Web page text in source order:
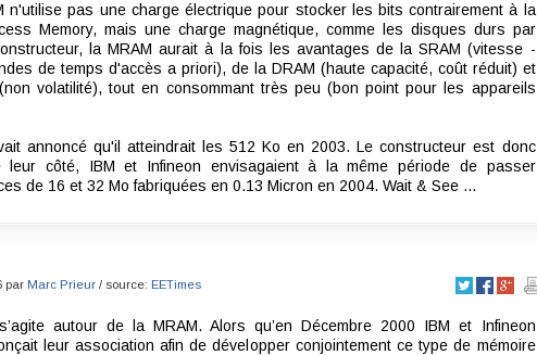
n'utilise pas une charge électrique pour stocker les bits contrairement à la
Memory, mais une charge magnétique, comme les disques durs par
la MRAM aurait à la fois les avantages de la SRAM (vitesse -
de temps d'accès a priori), de la DRAM (haute capacité, coût réduit) et
volatilité), tout en consommant très peu (bon point pour les appareils
annoncé qu'il atteindrait les 512 Ko en 2003. Le constructeur est donc
côté, IBM et Infineon envisagaient à la même période de passer
de 16 et 32 Mo fabriquées en 0.13 Micron en 2004. Wait & See ...
par Marc Prieur/ source: EETimes
autour de la MRAM. Alors qu’en Décembre 2000 IBM et Infineon
leur association afin de développer conjointement ce type de mémoire